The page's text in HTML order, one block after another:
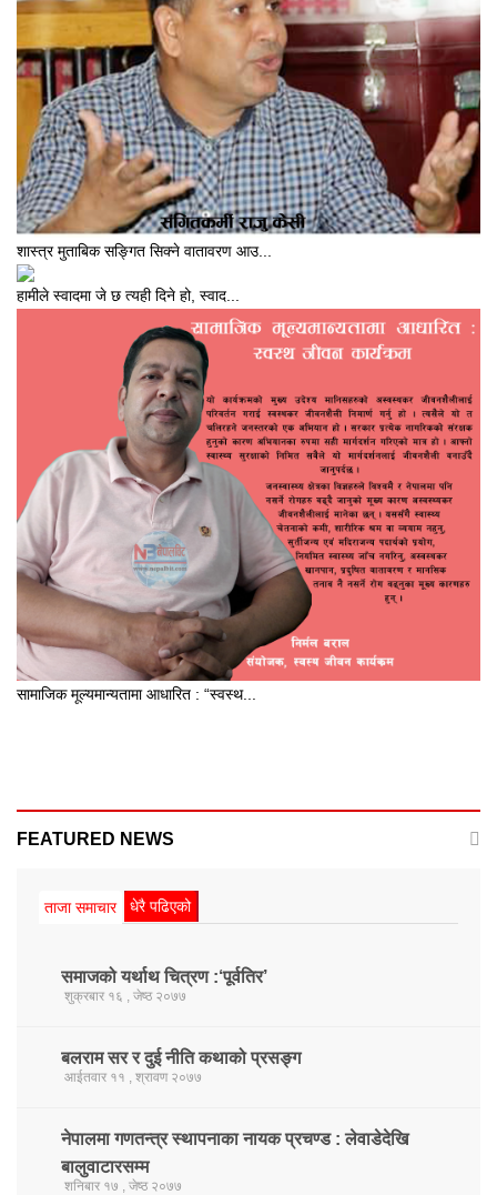
शास्त्र मुताबिक सङ्गित सिक्ने वातावरण आउ...
हामीले स्वादमा जे छ त्यही दिने हो, स्वाद...
सामाजिक मूल्यमान्यतामा आधारित : “स्वस्थ...
FEATURED NEWS
ताजा समाचार धेरै पढिएको
समाजको यर्थाथ चित्रण :‘पूर्वतिर’
शुक्रबार १६ , जेष्ठ २०७७
बलराम सर र दुई नीति कथाको प्रसङ्ग
आईतवार ११ , श्रावण २०७७
नेपालमा गणतन्त्र स्थापनाका नायक प्रचण्ड : लेवाडेदेखि
बालुवाटारसम्म
शनिबार १७ , जेष्ठ २०७७